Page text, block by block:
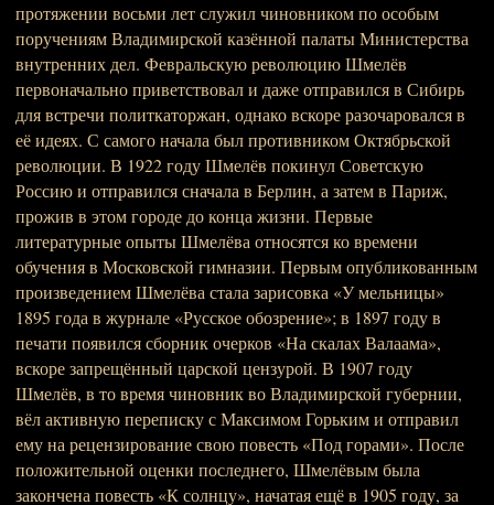
протяжении восьми лет служил чиновником по особым
поручениям Владимирской казённой палаты Министерства
внутренних дел. Февральскую революцию Шмелёв
первоначально приветствовал и даже отправился в Сибирь
для встречи политкаторжан, однако вскоре разочаровался в
её идеях. С самого начала был противником Октябрьской
революции. В 1922 году Шмелёв покинул Советскую
Россию и отправился сначала в Берлин, а затем в Париж,
прожив в этом городе до конца жизни. Первые
литературные опыты Шмелёва относятся ко времени
обучения в Московской гимназии. Первым опубликованным
произведением Шмелёва стала зарисовка «У мельницы»
1895 года в журнале «Русское обозрение»; в 1897 году в
печати появился сборник очерков «На скалах Валаама»,
вскоре запрещённый царской цензурой. В 1907 году
Шмелёв, в то время чиновник во Владимирской губернии,
вёл активную переписку с Максимом Горьким и отправил
ему на рецензирование свою повесть «Под горами». После
положительной оценки последнего, Шмелёвым была
закончена повесть «К солнцу», начатая ещё в 1905 году, за